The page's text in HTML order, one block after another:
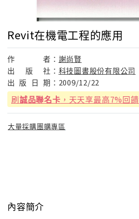
Revit在機電工程的應用
作 者： 謝尚賢
出
版 社： 科技圖書股份有限公司
出 版 日 期： 2009/12/22
刷誠品聯名卡 ，天天享最高7%回饋
大量採購團購專區
內容簡介